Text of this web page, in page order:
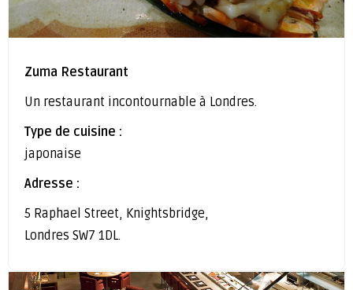
Zuma Restaurant
Un restaurant incontournable à Londres.
Type de cuisine :
japonaise
Adresse :
5 Raphael Street, Knightsbridge,
Londres SW7 1DL.